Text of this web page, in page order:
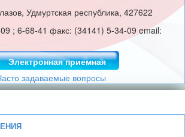
Удмуртская республика, 427622
; 6-68-41 факс: (34141) 5-34-09 email:
Электронная приемная
задаваемые вопросы